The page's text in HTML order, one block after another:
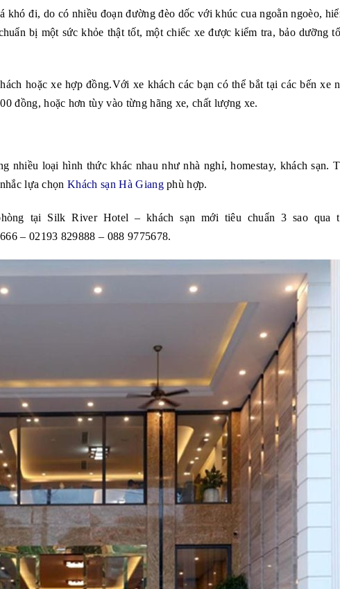
đi, do có nhiều đoạn đường đèo dốc với khúc cua ngoằn ngoèo,
bị một sức khỏe thật tốt, một chiếc xe được kiểm tra, bảo dưỡng
hoặc xe hợp đồng.Với xe khách các bạn có thể bắt tại các bến xe
đồng, hoặc hơn tùy vào từng hãng xe, chất lượng xe.
nhiều loại hình thức khác nhau như nhà nghỉ, homestay, khách sạn.
lựa chọnKhách sạn Hà Giangphù hợp.
tại Silk River Hotel – khách sạn mới tiêu chuẩn 3 sao qua
– 02193 829888 – 088 9775678.